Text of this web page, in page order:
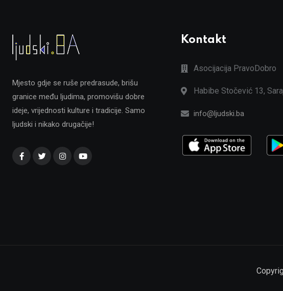
Mjesto gdje se ruše predrasude, brišu
granice među ljudima, promovišu dobre
ideje, vrijednosti kulture i tradicije. Samo
ljudski i nikako drugačije!
Kontakt
Asocijacija PravoDobro
Habibe Stočević 13,
info@ljudski.ba